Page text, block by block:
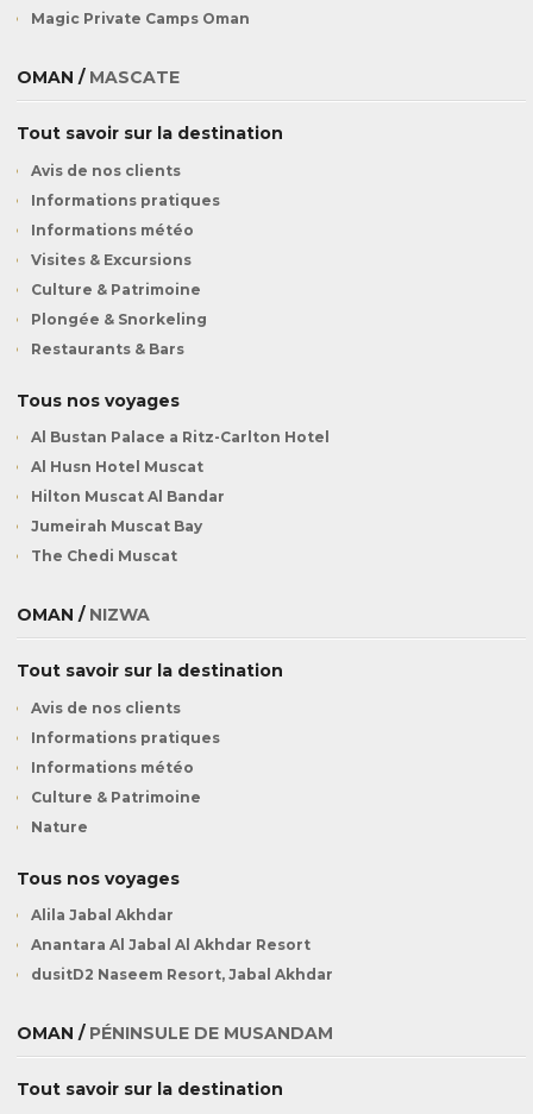
Magic Private Camps Oman
OMAN / MASCATE
Tout savoir sur la destination
Avis de nos clients
Informations pratiques
Informations météo
Visites & Excursions
Culture & Patrimoine
Plongée & Snorkeling
Restaurants & Bars
Tous nos voyages
Al Bustan Palace a Ritz-Carlton Hotel
Al Husn Hotel Muscat
Hilton Muscat Al Bandar
Jumeirah Muscat Bay
The Chedi Muscat
OMAN / NIZWA
Tout savoir sur la destination
Avis de nos clients
Informations pratiques
Informations météo
Culture & Patrimoine
Nature
Tous nos voyages
Alila Jabal Akhdar
Anantara Al Jabal Al Akhdar Resort
dusitD2 Naseem Resort, Jabal Akhdar
OMAN / PÉNINSULE DE MUSANDAM
Tout savoir sur la destination